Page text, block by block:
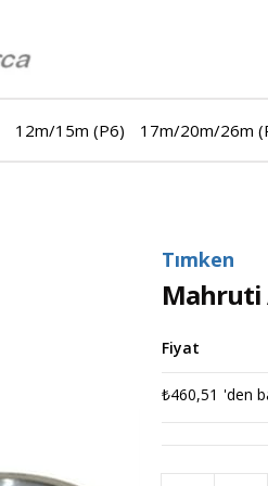
12m/15m (P6) 17m/20m/26m
Tımken
Mahruti
Fiyat
₺460,51 'den